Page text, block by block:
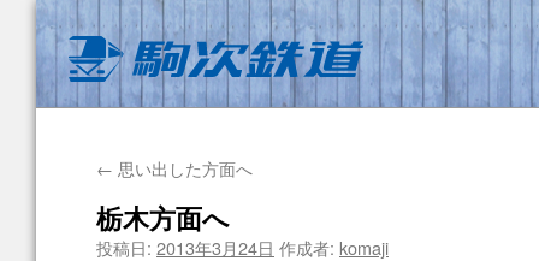
← 思い出した方面へ
栃木方面へ
投稿日: 2013年3月24日 作成者: komaji